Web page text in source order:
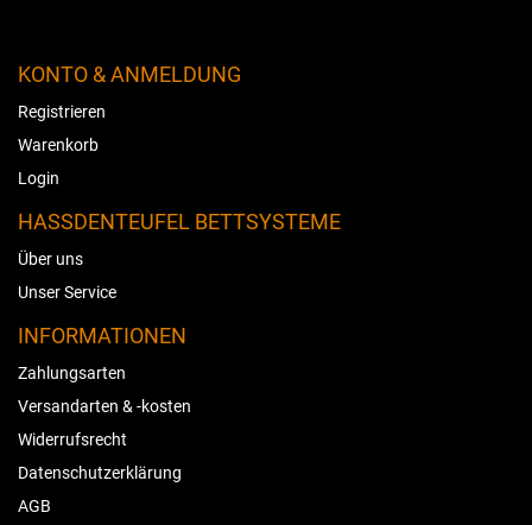
KONTO & ANMELDUNG
Registrieren
Warenkorb
Login
HASSDENTEUFEL BETTSYSTEME
Über uns
Unser Service
INFORMATIONEN
Zahlungsarten
Versandarten & -kosten
Widerrufsrecht
Datenschutzerklärung
AGB